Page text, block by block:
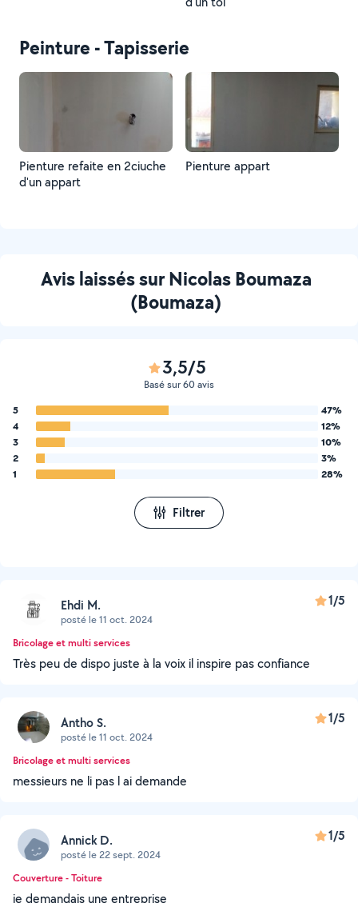
Peinture - Tapisserie
Pienture refaite en 2ciuche
d'un appart
Pienture appart
Avis laissés sur Nicolas Boumaza
(Boumaza)
3,5/5
Basé sur 60 avis
5
47%
4
12%
3
10%
2
3%
1
28%
Filtrer
Ehdi M.
posté le 11 oct. 2024
1/5
Bricolage et multi services
Très peu de dispo juste à la voix il inspire pas confiance
Antho S.
posté le 11 oct. 2024
1/5
Bricolage et multi services
messieurs ne li pas l ai demande
Annick D.
posté le 22 sept. 2024
1/5
Couverture - Toiture
je demandais une entreprise